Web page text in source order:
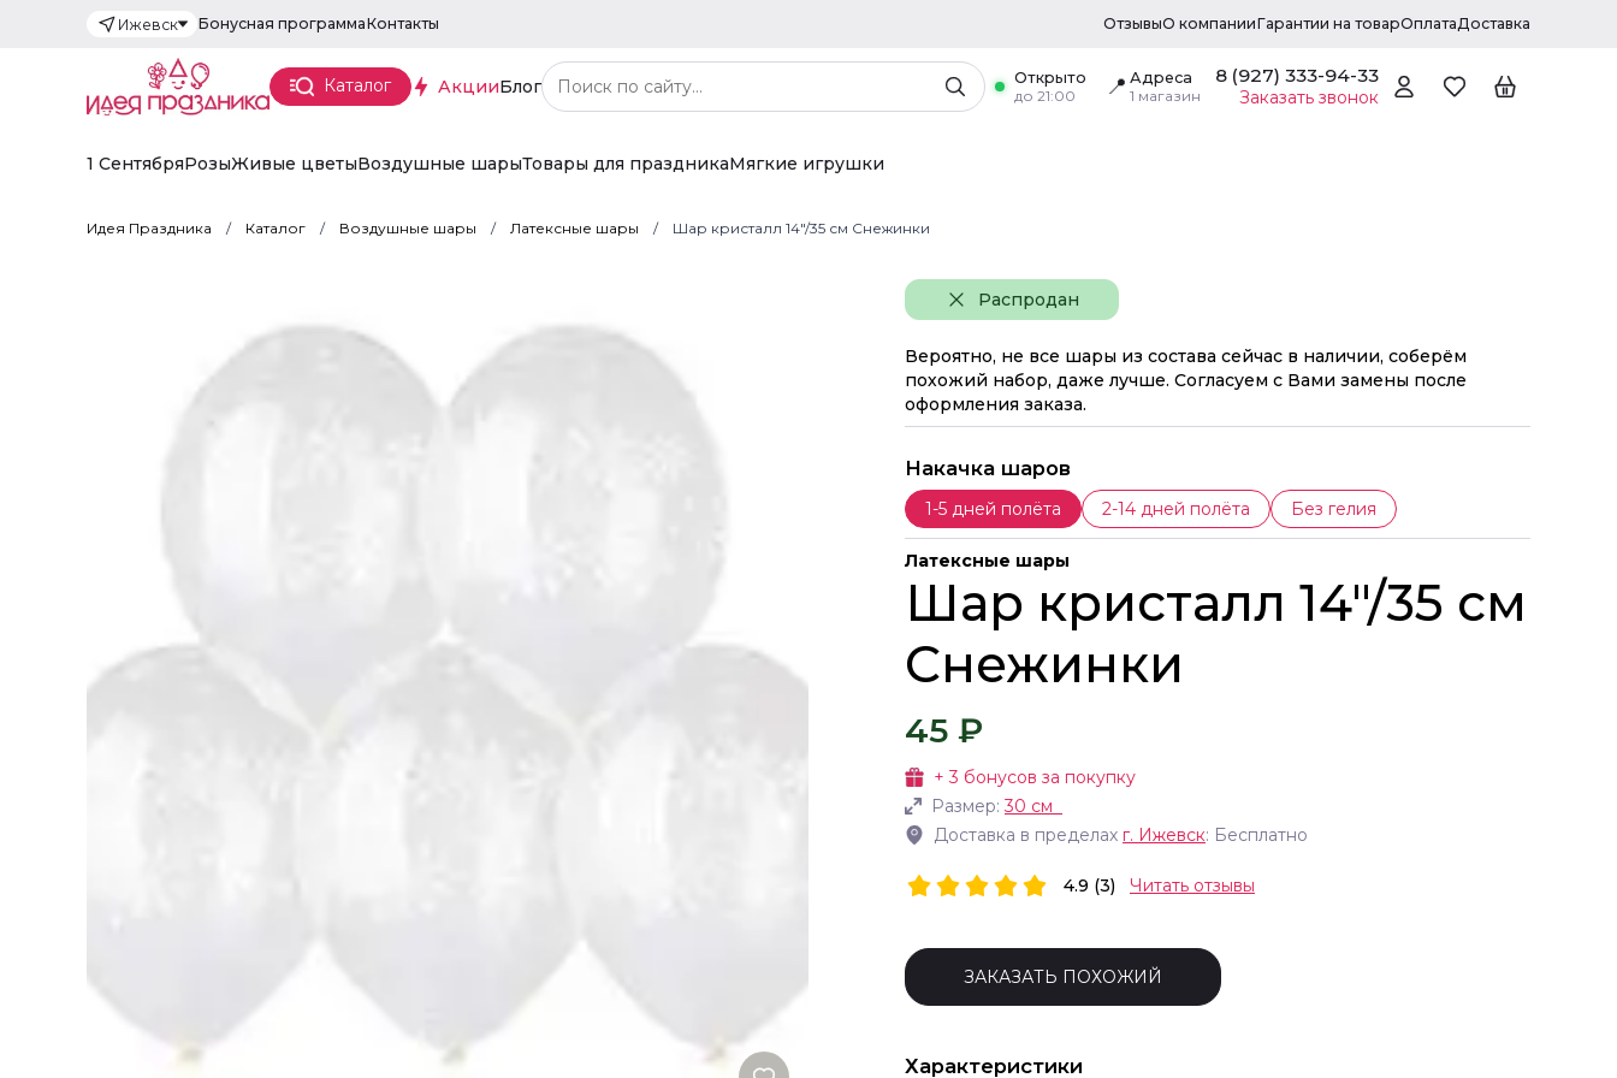
Ижевск Бонусная программаКонтакты ОтзывыО компанииГарантии на товарОплатаДоставка
Каталог АкцииБлог
Открыто
до 21:00
📍 Адреса
1 магазин
8 (927) 333-94-33
Заказать звонок
1 СентябряРозыЖивые цветыВоздушные шарыТовары для праздникаМягкие игрушки
Идея Праздника Каталог Воздушные шары Латексные шары Шар кристалл 14"/35 см Снежинки
Распродан
Вероятно, не все шары из состава сейчас в наличии, соберём
похожий набор, даже лучше. Согласуем с Вами замены после
оформления заказа.
Накачка шаров
1-5 дней полёта 2-14 дней полёта Без гелия
Латексные шары
Шар кристалл 14"/35 см
Снежинки
45 ₽
+3 бонусов за покупку
Размер:30 см
Доставка в пределах г. Ижевск: Бесплатно
4.9 (3) Читать отзывы
ЗАКАЗАТЬ ПОХОЖИЙ
Характеристики